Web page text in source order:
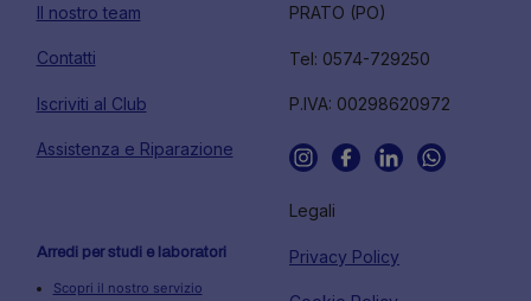
Il nostro team
Contatti
Iscriviti al Club
Assistenza e Riparazione
PRATO (PO)
Tel: 0574-729250
P.IVA: 00298620972
Arredi per studi e laboratori
Scopri il nostro servizio
Legali
Privacy Policy